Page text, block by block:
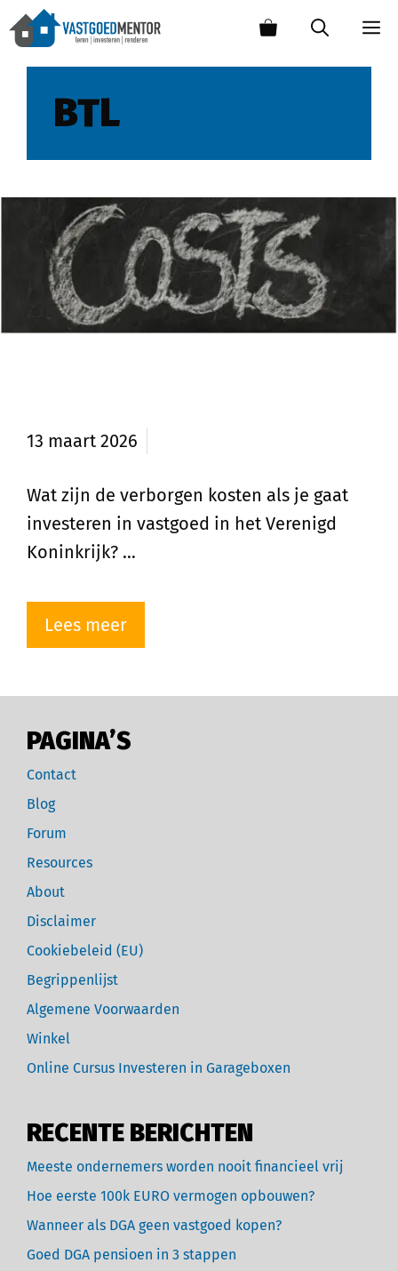
BTL
13 maart 2026
Wat zijn de verborgen kosten als je gaat
investeren in vastgoed in het Verenigd
Koninkrijk? …
Lees meer
PAGINA’S
Contact
Blog
Forum
Resources
About
Disclaimer
Cookiebeleid (EU)
Begrippenlijst
Algemene Voorwaarden
Winkel
Online Cursus Investeren in Garageboxen
RECENTE BERICHTEN
Meeste ondernemers worden nooit financieel vrij
Hoe eerste 100k EURO vermogen opbouwen?
Wanneer als DGA geen vastgoed kopen?
Goed DGA pensioen in 3 stappen